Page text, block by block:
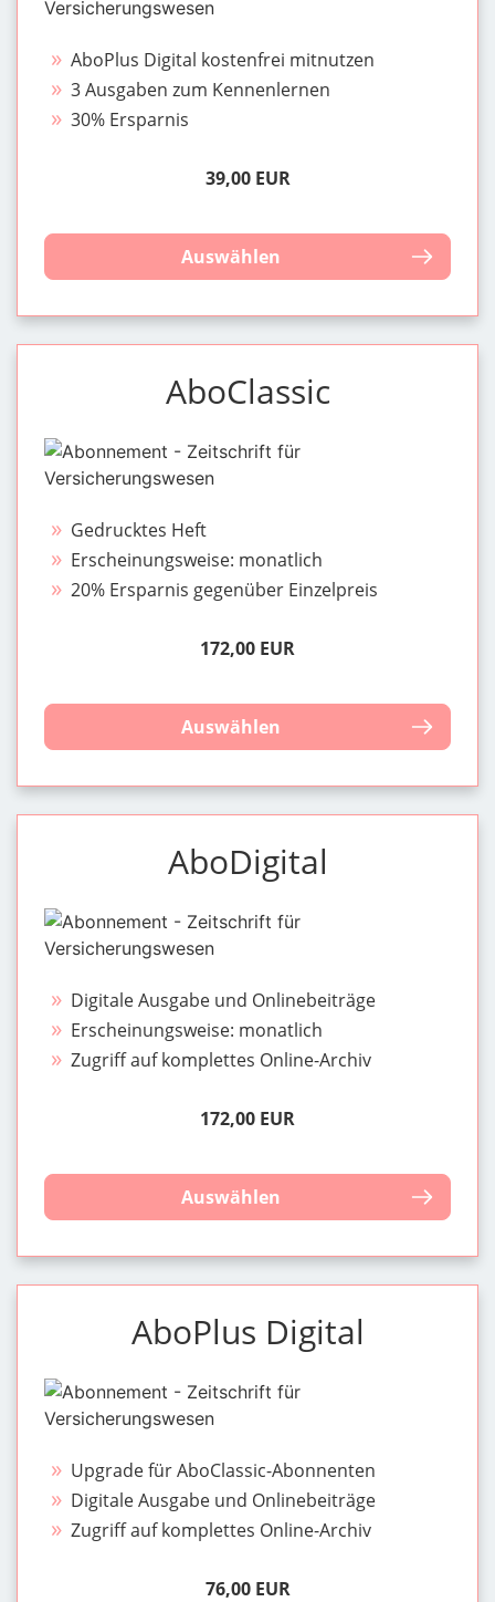
AboPlus Digital kostenfrei mitnutzen
3 Ausgaben zum Kennenlernen
30% Ersparnis
39,00 EUR
Auswählen
AboClassic
Gedrucktes Heft
Erscheinungsweise: monatlich
20% Ersparnis gegenüber Einzelpreis
172,00 EUR
Auswählen
AboDigital
Digitale Ausgabe und Onlinebeiträge
Erscheinungsweise: monatlich
Zugriff auf komplettes Online-Archiv
172,00 EUR
Auswählen
AboPlus Digital
Upgrade für AboClassic-Abonnenten
Digitale Ausgabe und Onlinebeiträge
Zugriff auf komplettes Online-Archiv
76,00 EUR